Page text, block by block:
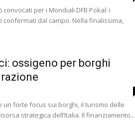
per i Mondiali DFB Pokal: i
dal campo. Nella finalissima,
ossigeno per borghi
un forte focus sui borghi, il turismo delle
strategica dell’Italia. Il finanziamento...